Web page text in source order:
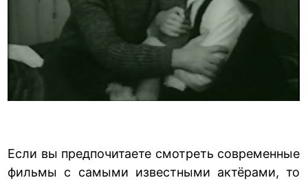
Если вы предпочитаете смотреть современные
фильмы с самыми известными актёрами, то